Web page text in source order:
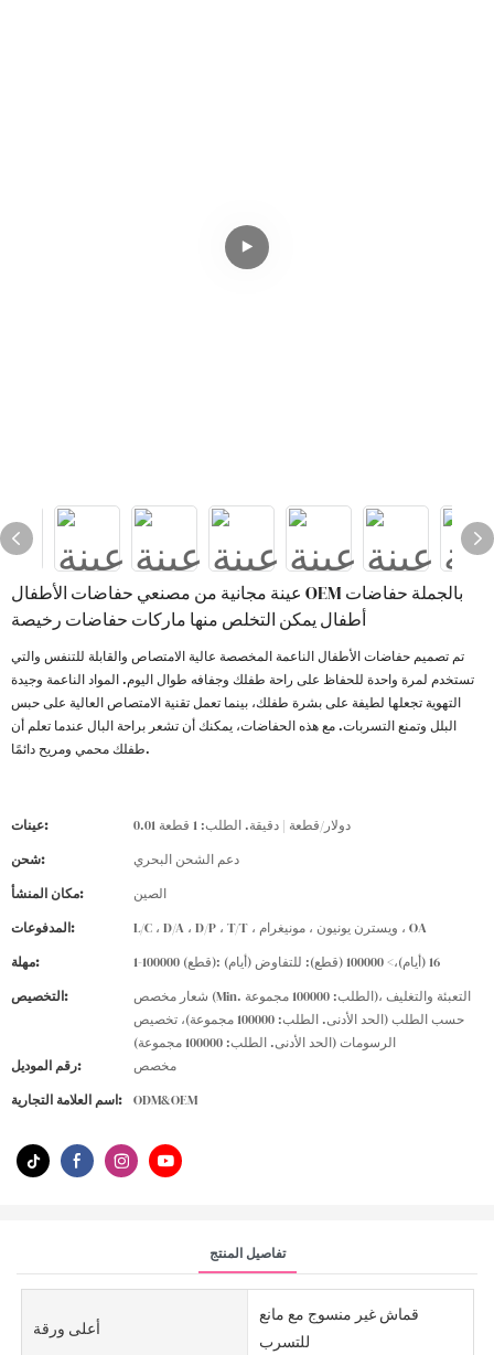
عينة مجانية من مصنعي حفاضات الأطفال OEM بالجملة حفاضات
أطفال يمكن التخلص منها ماركات حفاضات رخيصة
تم تصميم حفاضات الأطفال الناعمة المخصصة عالية الامتصاص والقابلة للتنفس والتي
تستخدم لمرة واحدة للحفاظ على راحة طفلك وجفافه طوال اليوم. المواد الناعمة وجيدة
التهوية تجعلها لطيفة على بشرة طفلك، بينما تعمل تقنية الامتصاص العالية على حبس
البلل وتمنع التسربات. مع هذه الحفاضات، يمكنك أن تشعر براحة البال عندما تعلم أن
طفلك محمي ومريح دائمًا.
عينات:
0.01 دولار/قطعة | دقيقة. الطلب: 1 قطعة
شحن:
دعم الشحن البحري
مكان المنشأ:
الصين
المدفوعات:
L/C ، D/A ، D/P ، T/T ، ويسترن يونيون ، مونيغرام ، OA
مهلة:
1-100000 (قطع): 16 (أيام)،> 100000 (قطع): للتفاوض (أيام)
التخصيص:
شعار مخصص (Min. الطلب: 100000 مجموعة)، التعبئة والتغليف
حسب الطلب (الحد الأدنى. الطلب: 100000 مجموعة)، تخصيص
الرسومات (الحد الأدنى. الطلب: 100000 مجموعة)
رقم الموديل:
مخصص
اسم العلامة التجارية:
ODM&OEM
تفاصيل المنتج
أعلى ورقة
قماش غير منسوج مع مانع
للتسرب